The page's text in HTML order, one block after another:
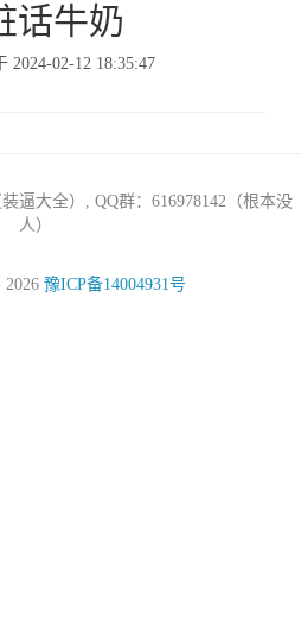
话牛奶
2024-02-12 18:35:47
逼大全）, QQ群：616978142（根本没
人）
2026 豫ICP备14004931号